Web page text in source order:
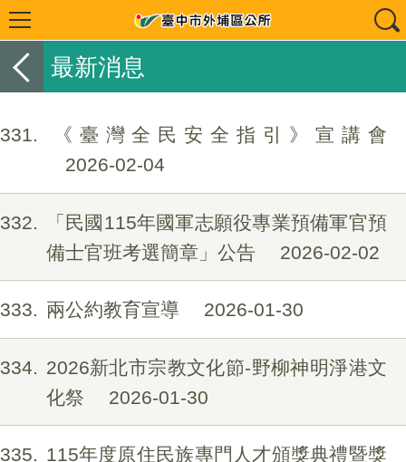
最新消息
331
《臺灣全民安全指引》宣講會
2026-02-04
332
「民國115年國軍志願役專業預備軍官預
備士官班考選簡章」公告
2026-02-02
333 兩公約教育宣導 2026-01-30
334
2026新北市宗教文化節-野柳神明淨港文
化祭
2026-01-30
335
115年度原住民族專門人才頒獎典禮暨獎